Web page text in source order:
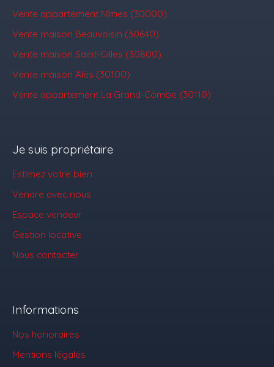
Vente appartement Nîmes (30000)
Vente maison Beauvoisin (30640)
Vente maison Saint-Gilles (30800)
Vente maison Alès (30100)
Vente appartement La Grand-Combe (30110)
Je suis propriétaire
Estimez votre bien
Vendre avec nous
Espace vendeur
Gestion locative
Nous contacter
Informations
Nos honoraires
Mentions légales